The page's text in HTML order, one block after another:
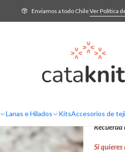
Lanas e Hilados KitsAccesorios de
Enviamos a todo ChileVer Política
Patrones Patrones en Español Regina
5.0
Cantidad
la
Si